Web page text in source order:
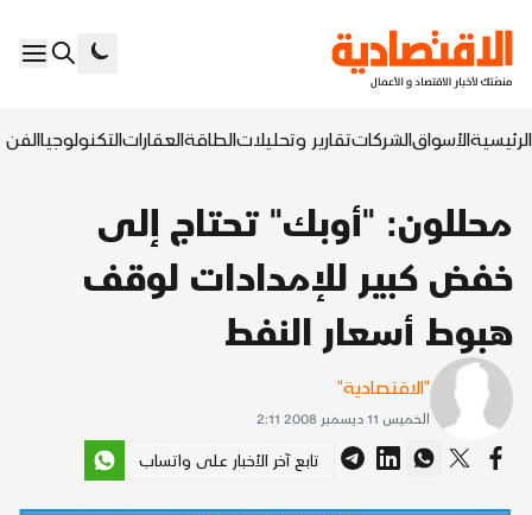
الرئيسيةالأسواقالشركاتتقارير وتحليلاتالطاقةالعقاراتالتكنولوجياالفن
محللون: "أوبك" تحتاج إلى
خفض كبير للإمدادات لوقف
هبوط أسعار النفط
"الاقتصادية"
الخميس 11 ديسمبر 2008 2:11
تابع آخر الأخبار على واتساب